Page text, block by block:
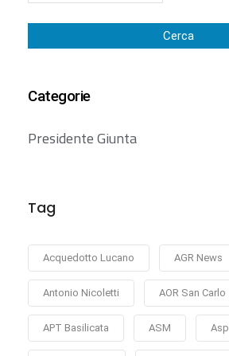
Cerca
Categorie
Presidente Giunta
Tag
Acquedotto Lucano AGR News
Antonio Nicoletti AOR San Carlo
APT Basilicata ASM Asp